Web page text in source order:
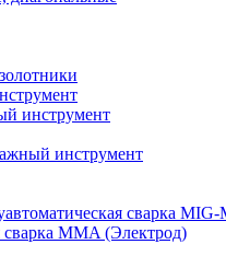
инструмент
инструмент
сварка
сварка MMA (Электрод)